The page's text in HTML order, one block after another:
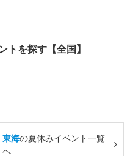
トを探す【全国】
東海の夏休みイベント一覧
へ